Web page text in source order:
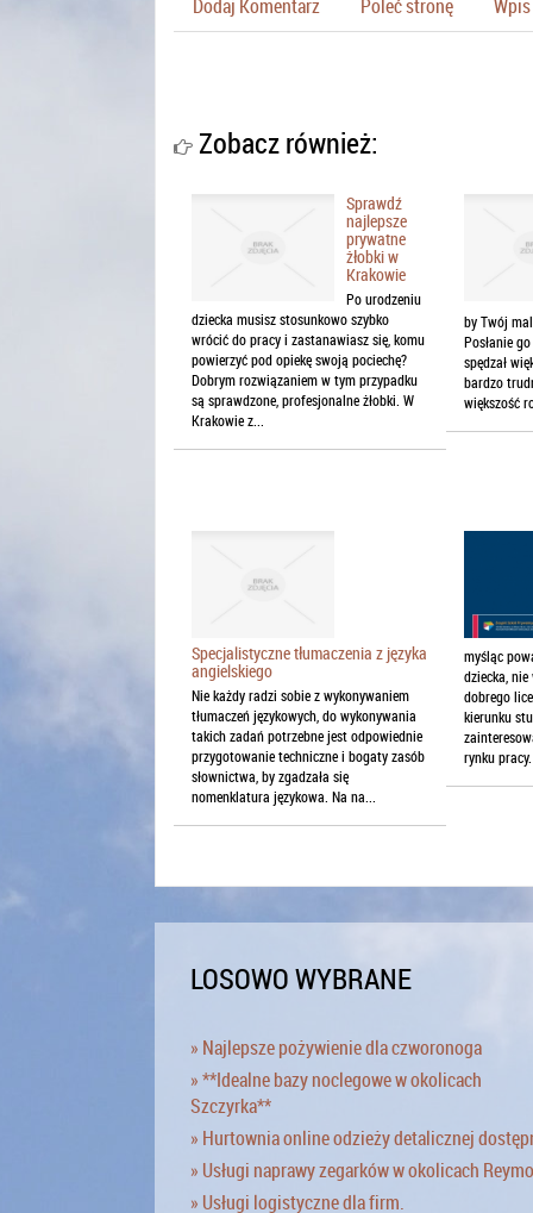
Dodaj Komentarz Poleć stronę
Zobacz również:
Sprawdź
najlepsze
prywatne
żłobki w
Krakowie
Po urodzeniu
dziecka musisz stosunkowo szybko
wrócić do pracy i zastanawiasz się, komu
powierzyć pod opiekę swoją pociechę?
Dobrym rozwiązaniem w tym przypadku
są sprawdzone, profesjonalne żłobki. W
Krakowie z...
by Twój
Posłanie
spędzał
bardzo
większość
Specjalistyczne tłumaczenia z języka
angielskiego
Nie każdy radzi sobie z wykonywaniem
tłumaczeń językowych, do wykonywania
takich zadań potrzebne jest odpowiednie
przygotowanie techniczne i bogaty zasób
słownictwa, by zgadzała się
nomenklatura językowa. Na na...
myśląc
dziecka,
dobrego
kierunku
rynku
LOSOWO WYBRANE
» Najlepsze pożywienie dla czworonoga
» **Idealne bazy noclegowe w okolicach
Szczyrka**
» Hurtownia online odzieży detalicznej
» Usługi naprawy zegarków w okolicach
» Usługi logistyczne dla firm.